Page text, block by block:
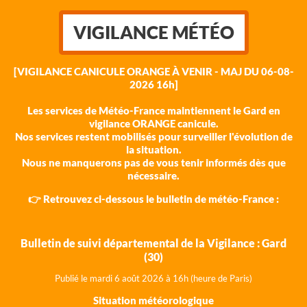
VIGILANCE MÉTÉO
[VIGILANCE CANICULE ORANGE À VENIR - MAJ DU 06-08-
2026 16h]
Les services de Météo-France maintiennent le Gard en
vigilance ORANGE canicule.
Nos services restent mobilisés pour surveiller l'évolution de
la situation.
Nous ne manquerons pas de vous tenir informés dès que
nécessaire.
👉 Retrouvez ci-dessous le bulletin de météo-France :
Bulletin de suivi départemental de la Vigilance : Gard
(30)
Publié le mardi 6 août 2026 à 16h (heure de Paris)
Situation météorologique